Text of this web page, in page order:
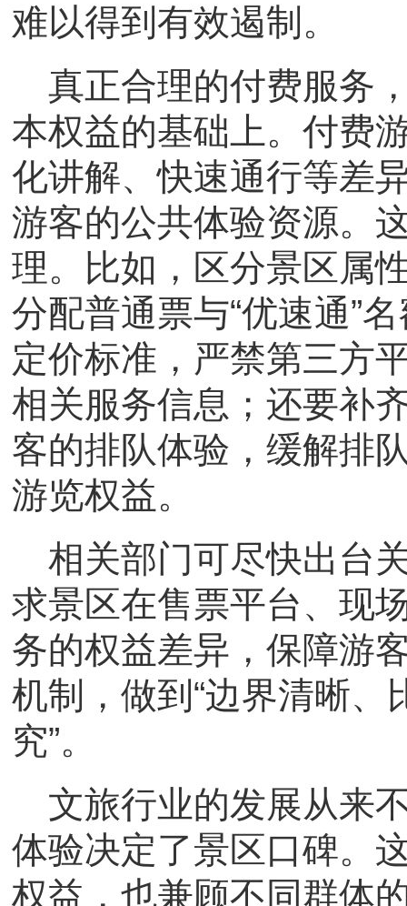
难以得到有效遏制。
真正合理的付费服务
本权益的基础上。付费
化讲解、快速通行等差
游客的公共体验资源。
理。比如，区分景区属
分配普通票与“优速通”
定价标准，严禁第三方
相关服务信息；还要补
客的排队体验，缓解排
游览权益。
相关部门可尽快出台
求景区在售票平台、现
务的权益差异，保障游
机制，做到“边界清晰
究”。
文旅行业的发展从来
体验决定了景区口碑。
权益，也兼顾不同群体